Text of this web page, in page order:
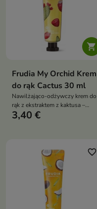

Frudia My Orchid Krem
do rąk Cactus 30 ml
Nawilżająco-odżywczy krem do
rąk z ekstraktem z kaktusa –
miękkie, zrewitalizowane dłonie
3,40 €
favorite_border